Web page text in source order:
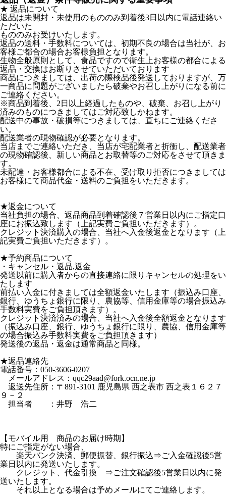
★ 返品について
返品は未開封・未使用のもののみ到着後3日以内に電話連絡い
ただいた
もののみお受けいたします。
返品の送料・手数料については、初期不良の場合は当社が、お
客様ご都合の場合お客様負担となります。
生物全般原則として、食品ですので衛生上お客様の都合による
返品・交換はお断りさせていただいております
商品につきましては、出荷の際検品後発送しておりますが、万
一商品に問題がございましたら破棄やお召し上がりになる前に
ご連絡ください。
※商品到着後、2日以上経過したものや、破棄、お召し上がり
済みのものにつきましてはご対応致しかねます。
配送中の事故・破損等につきましては、直ちにご連絡くださ
い。
配送業者の現物確認が必要となります。
当店までご連絡いただき、当店が宅配業者と折衝し、配送業者
の現物確認後、新しい商品とお取替等のご対応をさせて頂きま
す。
未配達・お客様都合による不在、受け取り拒否につきましては
お客様にて商品代金・送料のご負担をいただきます。
★返金について
当社負担の場合、返品商品到着確認後７営業日以内にご指定口
座にお振込致します（上記実費ご負担いただきます）。
クレジット決済購入の場合、当社へ入金後返金となります（上
記実費ご負担いただきます）。
★予約商品について
・キャンセル・返品,返金
発送以前に購入者からの直接連絡に限りキャンセルの処理をい
たします
前払い入金に付きましては全額返金いたします（振込み口座、
銀行、ゆうちょ銀行に限り、農協等、信用金庫等の場合振込み
手数料実費をご負担頂きます）。
クレジット決済済みの場合、当社へ入金後全額返金となります
（振込み口座、銀行、ゆうちょ銀行に限り、農協、信用金庫等
の場合振込み手数料実費をご負担頂きます）
発送後の返品・返金は通常商品と同様。
★返品連絡先
電話番号：050-3606-0207
メールアドレス：qqc29aad@fork.ocn.ne.jp
返送先住所：〒891-3101 鹿児島県 西之表市 西之表１６２７
９－２
担当者 ：井野 浩二
【モバイル用 商品のお届け時期】
特にご指定がない場合、
楽天バンク決済、郵便振替、銀行振込⇒ご入金確認後5営
業日以内に発送いたします。
クレジット、代金引換 ⇒ご注文確認後5営業日以内に発
送いたします。
それ以上となる場合は予めメールにてご連絡します。